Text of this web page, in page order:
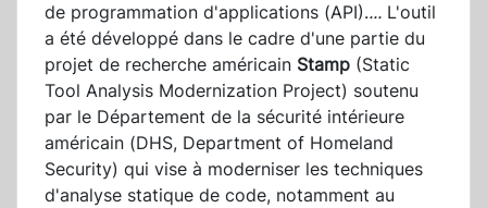
de programmation d'applications (API).... L'outil
a été développé dans le cadre d'une partie du
projet de recherche américain Stamp (Static
Tool Analysis Modernization Project) soutenu
par le Département de la sécurité intérieure
américain (DHS, Department of Homeland
Security) qui vise à moderniser les techniques
d'analyse statique de code, notamment au